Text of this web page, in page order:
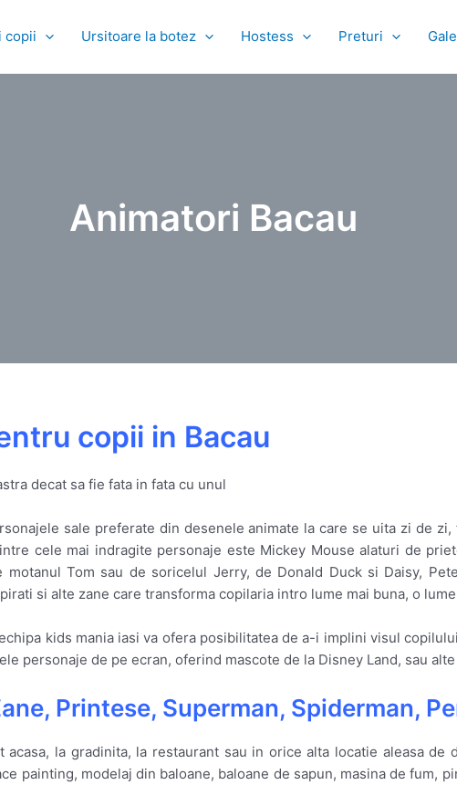
copii Ursitoare la botez Hostess Preturi
Animatori Bacau
copii in Bacau
decat sa fie fata in fata cu unul
sale preferate din desenele animate la care se uita zi de
cele mai indragite personaje este Mickey Mouse alaturi de
motanul Tom sau de soricelul Jerry, de Donald Duck si Daisy,
si alte zane care transforma copilaria intro lume mai buna, o
kids mania iasi va ofera posibilitatea de a-i implini visul
personaje de pe ecran, oferind mascote de la Disney Land, sau
Printese, Superman, Spiderman,
la gradinita, la restaurant sau in orice alta locatie aleasa de
painting, modelaj din baloane, baloane de sapun, masina de fum,